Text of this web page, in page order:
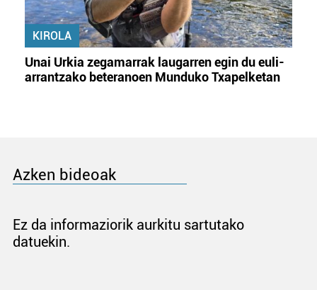
KIROLA
Unai Urkia zegamarrak laugarren egin du euli-
arrantzako beteranoen Munduko Txapelketan
Azken bideoak
Ez da informaziorik aurkitu sartutako
datuekin.